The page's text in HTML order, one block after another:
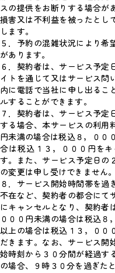
スの提供をお断りする場合が
損害又は不利益を被ったとし
します。
５．予約の混雑状況により希
があります。
６．契約者は、サービス予定
イトを通じて又はサービス問
内に電話で当社に申し出るこ
ルすることができます。
７．契約者は、サービス予
する場合、本サービスの利用
円未満の場合は税込８，００
合は税込１３，０００円を
す。また、サービス予定日の
の変更は申し受けできません。
８．サービス開始時間帯を過
不在など、契約者の都合にて
にキャンセルとなり、契約者
０００円未満の場合は税込８
以上の場合は税込１３，００
だきます。なお、サービス開
始時刻から３０分間が経過す
の場合、９時３０分を過ぎた